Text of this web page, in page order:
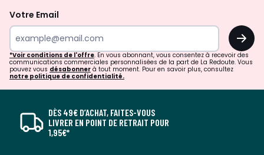
Votre Email
OK
*Voir conditions de l'offre. En vous abonnant, vous consentez à recevoir des
communications commerciales personnalisées de la part de La Redoute. Vous
pouvez vous désabonner à tout moment. Pour en savoir plus, consultez
notre politique de confidentialité.
DÈS 49€ D’ACHAT, FAITES-VOUS
LIVRER EN POINT DE RETRAIT POUR
1,95€*